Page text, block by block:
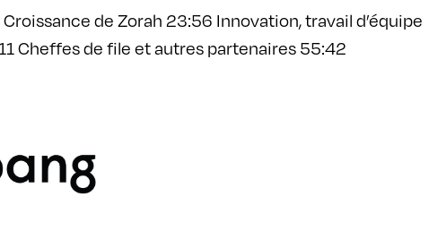
de Zorah 23:56 Innovation, travail d’équipe
Cheffes de file et autres partenaires 55:42